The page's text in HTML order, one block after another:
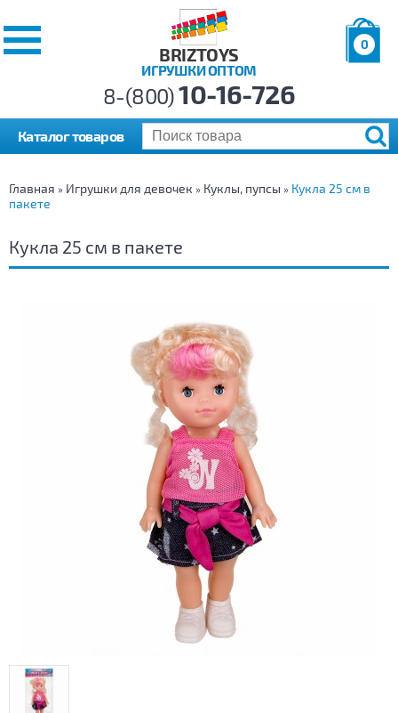
BRIZTOYS
ИГРУШКИ ОПТОМ
0
р.
8-(800)10-16-726
Каталог товаров
Главная » Игрушки для девочек » Куклы, пупсы » Кукла 25 см в
пакете
Кукла 25 см в пакете